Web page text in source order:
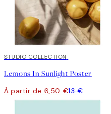
50%*
STUDIO COLLECTION
Lemons In Sunlight Poster
À partir de 6,50 €13 €